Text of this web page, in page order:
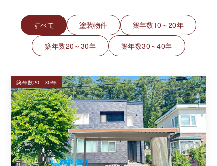
すべて 塗装物件 築年数10～20年
築年数20～30年 築年数30～40年
築年数20～30年